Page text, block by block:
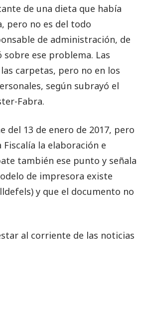
de una dieta que había
pero no es del todo
de administración, de
sobre ese problema. Las
carpetas, pero no en los
según subrayó el
Fabra.
del 13 de enero de 2017, pero
la elaboración e
también ese punto y señala
de impresora existe
y que el documento no
al corriente de las noticias